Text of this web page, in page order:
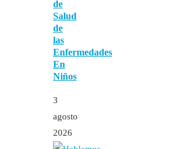
de
Salud
de
las
Enfermedades
En
Niños
3
agosto
2026